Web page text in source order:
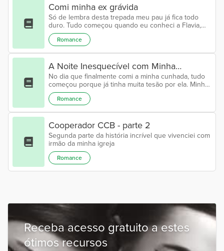
Comi minha ex grávida
Só de lembra desta trepada meu pau já fica todo
duro. Tudo começou quando eu conheci a Flavia,
agente começou a namorar e ficamos juntos mais
ou menos um ano, o tempo passou ela se casou
com outro e eu também me casei com outra pessoa.
meu primeiro mês de divórcio recebi um convite no
Facebook da Flávia, ficamos conversando uma duas
semanas, no dia em que eu estava de folga...
Romance
A Noite Inesquecível com Minha
Cunhada (Real)
No dia que finalmente comi a minha cunhada, tudo
começou porque já tinha muita tesão por ela. Minha
bela e gostosa cunhada, com cabelos negros e um
corpo que tirava o fôlego. Naquele dia, estávamos
em uma festa à beira da piscina, com muita bebida
convidados começaram a ir embora, até que só
sobraram eu, minha esposa, minha cunhada e a filha
dela, que tinha apenas 20 anos. Todo...
Romance
Cooperador CCB - parte 2
Segunda parte da história incrível que vivenciei com
irmão da minha igreja
Romance
Receba acesso gratuito a estes
ótimos recursos